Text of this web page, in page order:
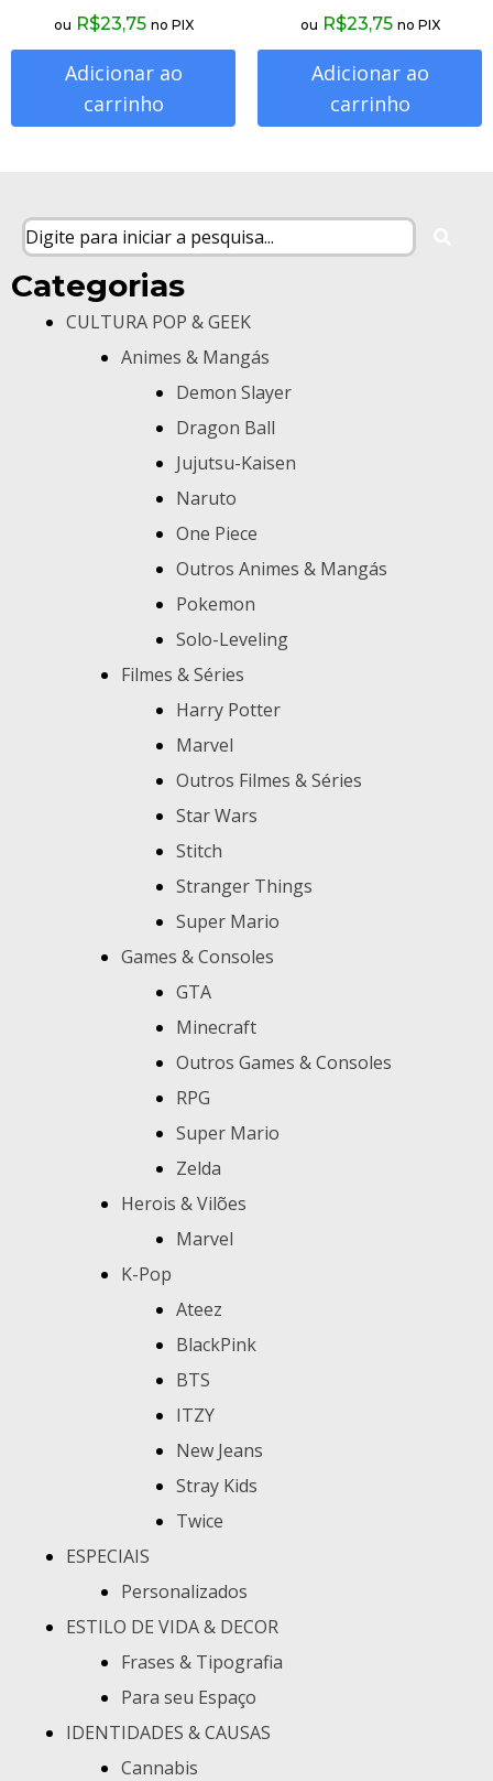
ou R$23,75 no PIX
Adicionar ao
carrinho
ou R$23,75 no PIX
Adicionar ao
carrinho
Categorias
CULTURA POP & GEEK
Animes & Mangás
Demon Slayer
Dragon Ball
Jujutsu-Kaisen
Naruto
One Piece
Outros Animes & Mangás
Pokemon
Solo-Leveling
Filmes & Séries
Harry Potter
Marvel
Outros Filmes & Séries
Star Wars
Stitch
Stranger Things
Super Mario
Games & Consoles
GTA
Minecraft
Outros Games & Consoles
RPG
Super Mario
Zelda
Herois & Vilões
Marvel
K-Pop
Ateez
BlackPink
BTS
ITZY
New Jeans
Stray Kids
Twice
ESPECIAIS
Personalizados
ESTILO DE VIDA & DECOR
Frases & Tipografia
Para seu Espaço
IDENTIDADES & CAUSAS
Cannabis